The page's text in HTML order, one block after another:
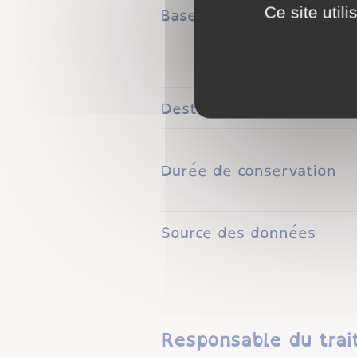
Base juridique
Destinataires
Durée de conservation
Source des données
Responsable du
Ce site